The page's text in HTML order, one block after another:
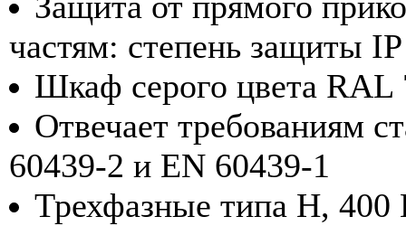
частям: степень защиты
Шкаф серого цвета
Отвечает требованиям
60439-2 и EN 60439-1
Трехфазные типа H,